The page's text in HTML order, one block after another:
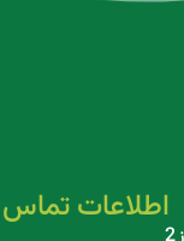
اطلاعات تماس